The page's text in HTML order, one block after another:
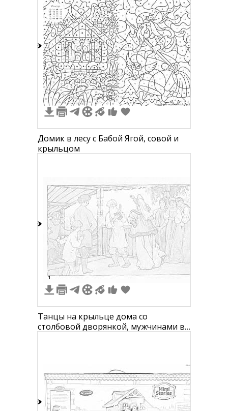
Домик в лесу с Бабой Ягой, совой и
крыльцом
1
Танцы на крыльце дома со
столбовой дворянкой, мужчинами в